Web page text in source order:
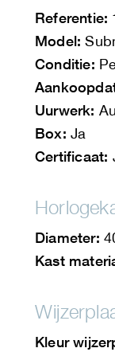
Referentie:
Model:
Conditie:
Uurwerk:
Box: Ja
Certificaat:
Diameter:
Kast
Kleur